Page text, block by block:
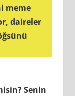
meme
daireler
Senin